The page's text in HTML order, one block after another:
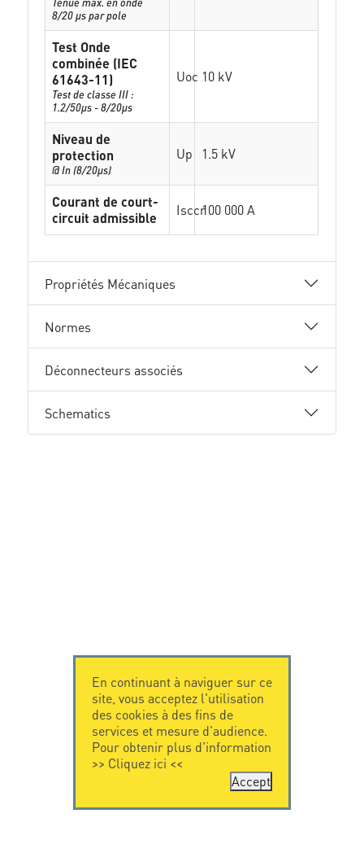
8/20 µs par pole
Test Onde
combinée (IEC
61643-11)
Test de classe III :
1.2/50µs - 8/20µs
Uoc 10 kV
Niveau de
protection
@ In (8/20µs)
Up 1.5 kV
Courant de court-
circuit admissible
Isccr100 000 A
Propriétés Mécaniques
Normes
Déconnecteurs associés
Schematics
En continuant à naviguer sur ce
site, vous acceptez l'utilisation
des cookies à des fins de
services et mesure d'audience.
Pour obtenir plus d'information
>> Cliquez ici <<
Accept